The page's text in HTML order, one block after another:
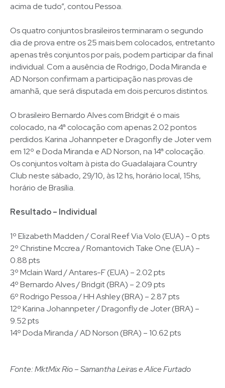
acima de tudo”, contou Pessoa.
Os quatro conjuntos brasileiros terminaram o segundo
dia de prova entre os 25 mais bem colocados, entretanto
apenas três conjuntos por país, podem participar da final
individual. Com a ausência de Rodrigo, Doda Miranda e
AD Norson confirmam a participação nas provas de
amanhã, que será disputada em dois percuros distintos.
O brasileiro Bernardo Alves com Bridgit é o mais
colocado, na 4ª colocação com apenas 2.02 pontos
perdidos. Karina Johannpeter e Dragonfly de Joter vem
em 12º e Doda Miranda e AD Norson, na 14ª colocação.
Os conjuntos voltam à pista do Guadalajara Country
Club neste sábado, 29/10, às 12 hs, horário local, 15hs,
horário de Brasília.
Resultado – Individual
1º Elizabeth Madden / Coral Reef Via Volo (EUA) – 0 pts
2º Christine Mccrea / Romantovich Take One (EUA) –
0.88 pts
3º Mclain Ward / Antares-F (EUA) – 2.02 pts
4º Bernardo Alves / Bridgit (BRA) – 2.09 pts
6º Rodrigo Pessoa / HH Ashley (BRA) – 2.87 pts
12º Karina Johannpeter / Dragonfly de Joter (BRA) –
9.52 pts
14º Doda Miranda / AD Norson (BRA) – 10.62 pts
Fonte: MktMix Rio – Samantha Leiras e Alice Furtado